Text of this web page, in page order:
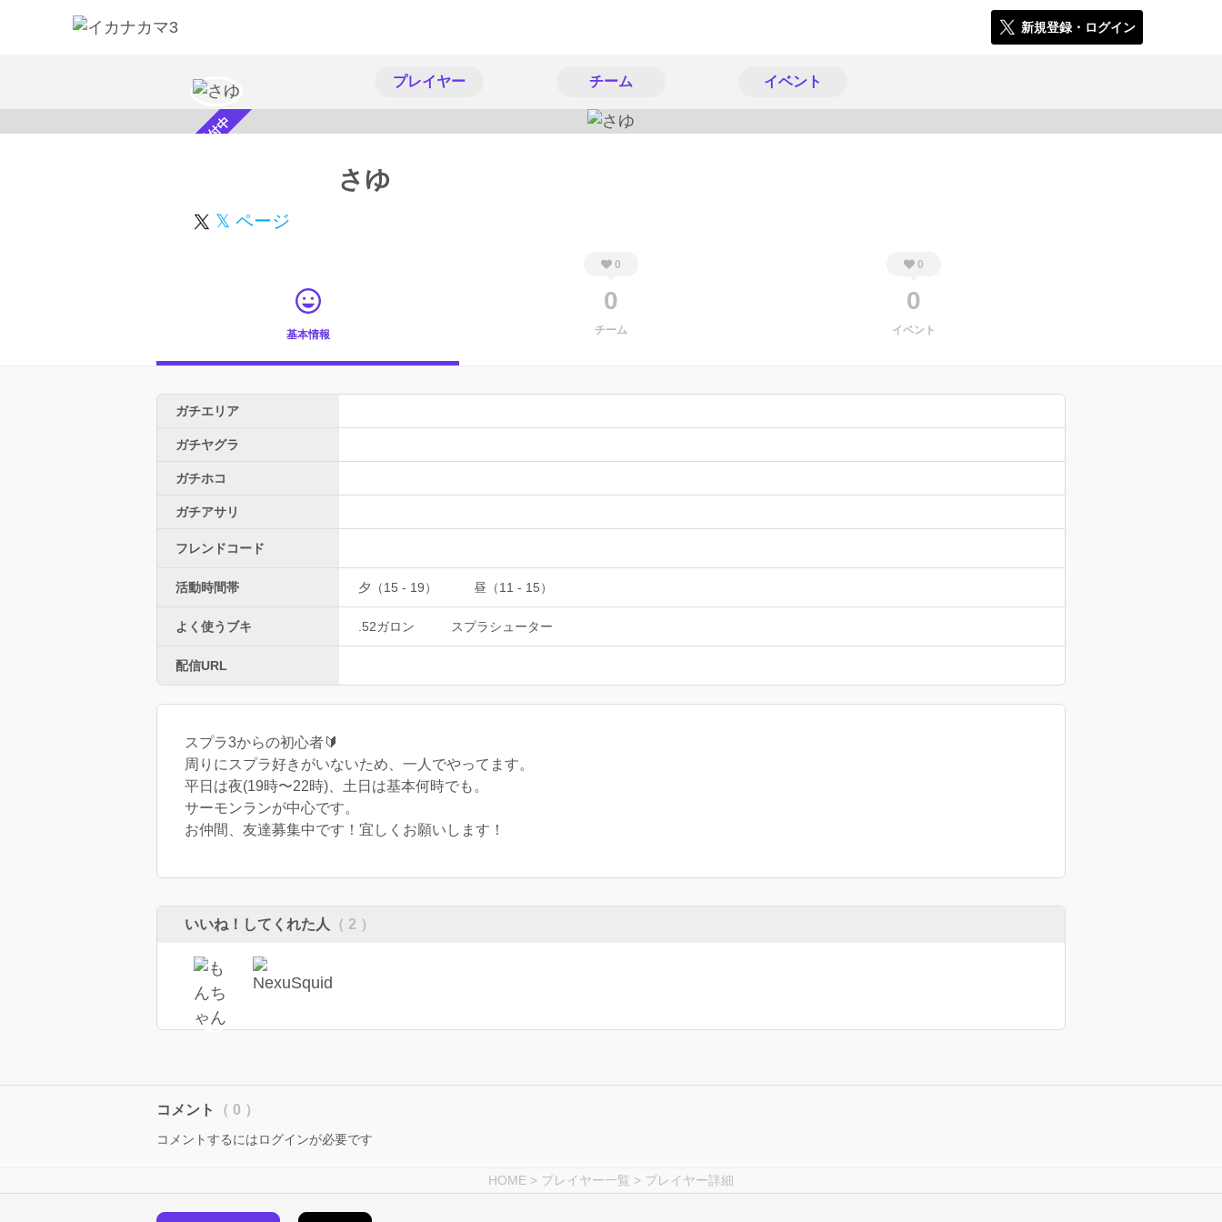
新規登録・ログイン
プレイヤー チーム イベント
スカウト受付中 さゆ
𝕏 ページ
基本情報
0
0
チーム
0
0
イベント
ガチエリア
ガチヤグラ
ガチホコ
ガチアサリ
フレンドコード
活動時間帯 夕（15 - 19） 昼（11 - 15）
よく使うブキ .52ガロン スプラシューター
配信URL
スプラ3からの初心者🔰
周りにスプラ好きがいないため、一人でやってます。
平日は夜(19時〜22時)、土日は基本何時でも。
サーモンランが中心です。
お仲間、友達募集中です！宜しくお願いします！
いいね！してくれた人 （ 2 ）
コメント （ 0 ）
コメントするにはログインが必要です
HOME > プレイヤー一覧 > プレイヤー詳細